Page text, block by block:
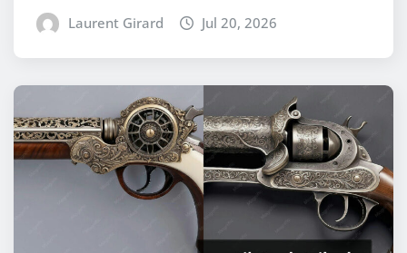
Laurent Girard Jul 20, 2026